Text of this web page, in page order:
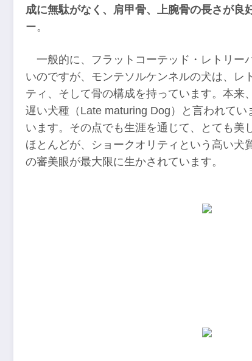
成に無駄がなく、肩甲骨、上腕骨の長さが良
ー。
一般的に、フラットコーテッド・レトリー
いのですが、モンテソルケンネルの犬は、レ
ティ、そして骨の構成を持っています。本
遅い犬種（Late maturing Dog）と言われて
います。その点でも生涯を通じて、とても
ほとんどが、ショークオリティという高い
の審美眼が最大限に生かされています。